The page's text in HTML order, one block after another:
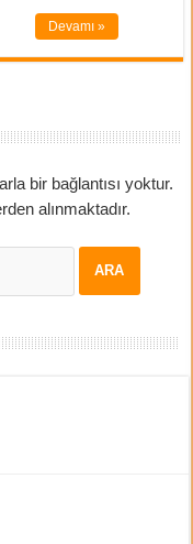
Devamı »
bir bağlantısı yoktur.
alınmaktadır.